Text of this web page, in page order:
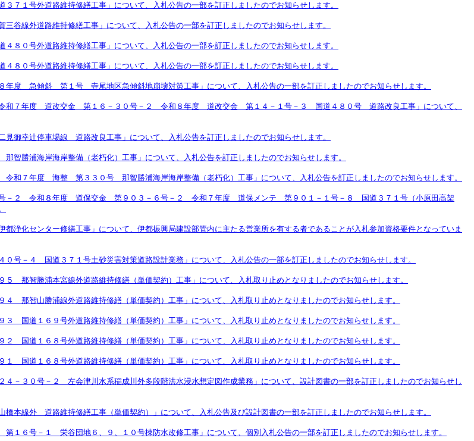
１号外道路維持修繕工事」について、入札公告の一部を訂正しましたのでお知らせします。
線外道路維持修繕工事」について、入札公告の一部を訂正しましたのでお知らせします。
０号外道路維持修繕工事」について、入札公告の一部を訂正しましたのでお知らせします。
０号外道路維持修繕工事」について、入札公告の一部を訂正しましたのでお知らせします。
度 急傾斜 第１号 寺尾地区急傾斜地崩壊対策工事」について、入札公告の一部を訂正しましたのでお知らせします。
和７年度 道改交金 第１６－３０号－２ 令和８年度 道改交金 第１４－１号－３ 国道４８０号 道路改良工事」について、
幸辻停車場線 道路改良工事」について、入札公告を訂正しましたのでお知らせします。
勝浦海岸海岸整備（老朽化）工事」について、入札公告を訂正しましたのでお知らせします。
７年度 海整 第３３０号 那智勝浦海岸海岸整備（老朽化）工事」について、入札公告を訂正しましたのでお知らせします。
－２ 令和８年度 道保交金 第９０３－６号－２ 令和７年度 道保メンテ 第９０１－１号－８ 国道３７１号（小原田高架
化センター修繕工事」について、伊都振興局建設部管内に主たる営業所を有する者であることが入札参加資格要件となっていま
－４ 国道３７１号土砂災害対策道路設計業務」について、入札公告の一部を訂正しましたのでお知らせします。
那智勝浦本宮線外道路維持修繕（単価契約）工事」について、入札取り止めとなりましたのでお知らせします。
那智山勝浦線外道路維持修繕（単価契約）工事」について、入札取り止めとなりましたのでお知らせします。
国道１６９号外道路維持修繕（単価契約）工事」について、入札取り止めとなりましたのでお知らせします。
国道１６８号外道路維持修繕（単価契約）工事」について、入札取り止めとなりましたのでお知らせします。
国道１６８号外道路維持修繕（単価契約）工事」について、入札取り止めとなりましたのでお知らせします。
３０号－２ 左会津川水系稲成川外多段階洪水浸水想定図作成業務」について、設計図書の一部を訂正しましたのでお知らせし
線外 道路維持修繕工事（単価契約）」について、入札公告及び設計図書の一部を訂正しましたのでお知らせします。
６号－１ 栄谷団地６、９、１０号棟防水改修工事」について、個別入札公告の一部を訂正しましたのでお知らせします。